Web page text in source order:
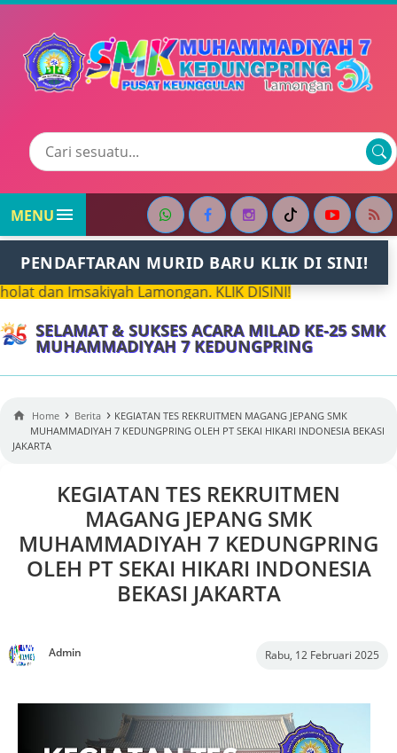
MENU
PENDAFTARAN MURID BARU KLIK DI SINI!
Lamongan. KLIK DISINI!
SELAMAT & SUKSES ACARA MILAD KE-25 SMK
MUHAMMADIYAH 7 KEDUNGPRING
 Home › Berita › KEGIATAN TES REKRUITMEN MAGANG JEPANG SMK
MUHAMMADIYAH 7 KEDUNGPRING OLEH PT SEKAI HIKARI INDONESIA BEKASI
JAKARTA
KEGIATAN TES REKRUITMEN
MAGANG JEPANG SMK
MUHAMMADIYAH 7 KEDUNGPRING
OLEH PT SEKAI HIKARI INDONESIA
BEKASI JAKARTA
Admin Rabu, 12 Februari 2025